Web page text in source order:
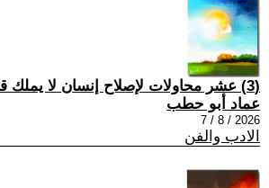
(3) عشر محاولات لإصلاح إنسان لا يملك قطع الغيار
عماد أبو حطب
2026 / 8 / 7
الادب والفن